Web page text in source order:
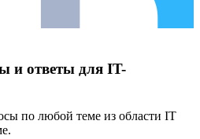
и ответы для IT-
по любой теме из области IT